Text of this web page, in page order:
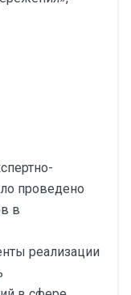
проведено
в
реализации